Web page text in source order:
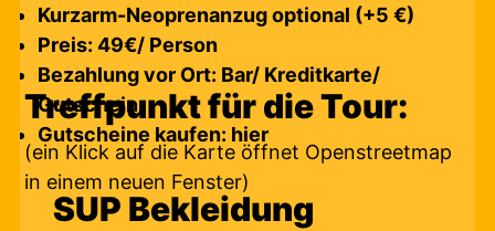
Kurzarm-Neoprenanzug optional (+5 €)
Preis: 49€/ Person
Bezahlung vor Ort: Bar/ Kreditkarte/
Gutschein
Gutscheine kaufen: hier
SUP Bekleidung
Treffpunkt für die Tour:
(ein Klick auf die Karte öffnet Openstreetmap
in einem neuen Fenster)